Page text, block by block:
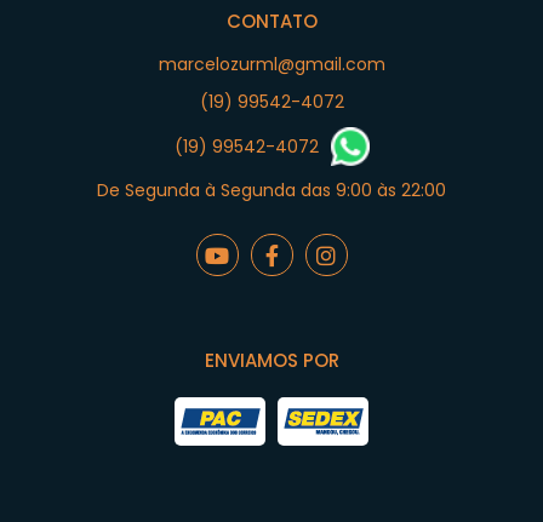
CONTATO
marcelozurml@gmail.com
(19) 99542-4072
(19) 99542-4072
De Segunda à Segunda das 9:00 às 22:00
ENVIAMOS POR